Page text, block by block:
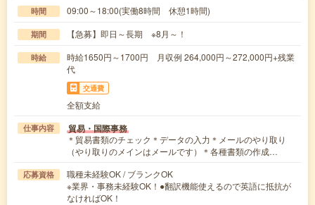
時間 09:00～18:00(実働8時間 休憩1時間)
期間 【急募】即日～長期 ※8月～！
時給
時給1650円～1700円 月収例 264,000円～272,000円+残業
代
交通費
全額支給
仕事内容 貿易・国際事務
＊貿易書類のチェック＊データの入力＊メールのやり取り
（やり取りのメインはメールです）＊各種書類の作成…
応募資格
職種未経験OK / ブランクOK
※業界・事務未経験OK！●翻訳機能使えるので英語に抵抗が
なければOK！